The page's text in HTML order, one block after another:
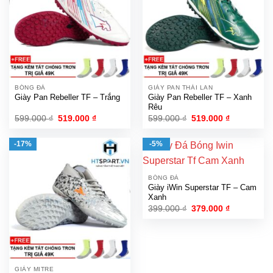
BÓNG ĐÁ
Giày Pan Rebeller TF – Trắng
599.000₫ Giá
519.000₫Giá
là:
519.000 ₫.
GIÀY PAN THÁI LAN
Giày Pan Rebeller TF – Xanh
Rêu
599.000₫ Giá
599.000 ₫.
519.000₫Giá
là:
519.000 ₫.
-17%
GIÀY MITRE
-5%
BÓNG ĐÁ
Giày iWin Superstar TF – Cam
Xanh
399.000₫ Giá
379.000₫Giá